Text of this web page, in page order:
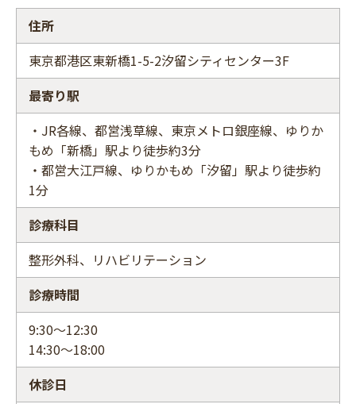
住所
東京都港区東新橋1-5-2汐留シティセンター3F
最寄り駅
・JR各線、都営浅草線、東京メトロ銀座線、ゆりか
もめ「新橋」駅より徒歩約3分
・都営大江戸線、ゆりかもめ「汐留」駅より徒歩約
1分
診療科目
整形外科、リハビリテーション
診療時間
9:30～12:30
14:30～18:00
休診日